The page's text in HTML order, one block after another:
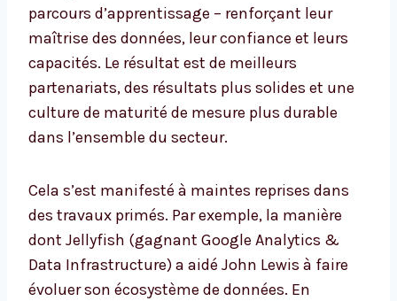
parcours d’apprentissage – renforçant leur
maîtrise des données, leur confiance et leurs
capacités. Le résultat est de meilleurs
partenariats, des résultats plus solides et une
culture de maturité de mesure plus durable
dans l’ensemble du secteur.
Cela s’est manifesté à maintes reprises dans
des travaux primés. Par exemple, la manière
dont Jellyfish (gagnant Google Analytics &
Data Infrastructure) a aidé John Lewis à faire
évoluer son écosystème de données. En